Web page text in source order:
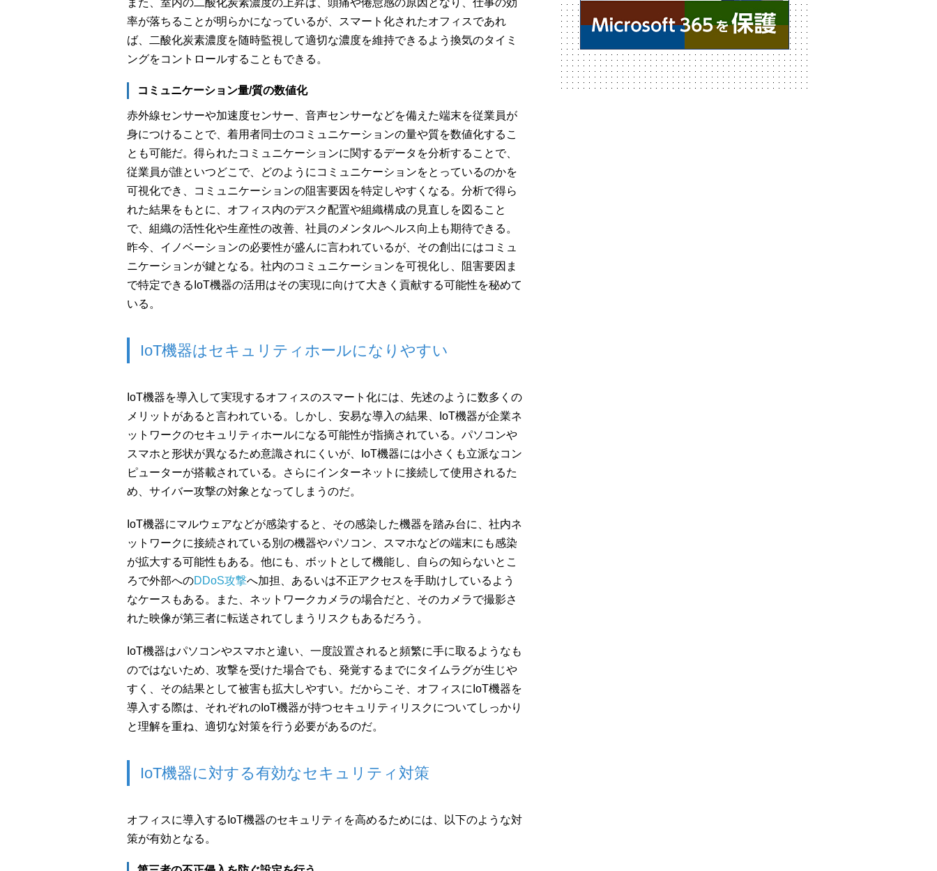
また、室内の二酸化炭素濃度の上昇は、頭痛や倦怠感の原因となり、仕事の効
率が落ちることが明らかになっているが、スマート化されたオフィスであれ
ば、二酸化炭素濃度を随時監視して適切な濃度を維持できるよう換気のタイミ
ングをコントロールすることもできる。
コミュニケーション量/質の数値化
赤外線センサーや加速度センサー、音声センサーなどを備えた端末を従業員が
身につけることで、着用者同士のコミュニケーションの量や質を数値化するこ
とも可能だ。得られたコミュニケーションに関するデータを分析することで、
従業員が誰といつどこで、どのようにコミュニケーションをとっているのかを
可視化でき、コミュニケーションの阻害要因を特定しやすくなる。分析で得ら
れた結果をもとに、オフィス内のデスク配置や組織構成の見直しを図ること
で、組織の活性化や生産性の改善、社員のメンタルヘルス向上も期待できる。
昨今、イノベーションの必要性が盛んに言われているが、その創出にはコミュ
ニケーションが鍵となる。社内のコミュニケーションを可視化し、阻害要因ま
で特定できるIoT機器の活用はその実現に向けて大きく貢献する可能性を秘めて
いる。
IoT機器はセキュリティホールになりやすい
IoT機器を導入して実現するオフィスのスマート化には、先述のように数多くの
メリットがあると言われている。しかし、安易な導入の結果、IoT機器が企業ネ
ットワークのセキュリティホールになる可能性が指摘されている。パソコンや
スマホと形状が異なるため意識されにくいが、IoT機器には小さくも立派なコン
ピューターが搭載されている。さらにインターネットに接続して使用されるた
め、サイバー攻撃の対象となってしまうのだ。
IoT機器にマルウェアなどが感染すると、その感染した機器を踏み台に、社内ネ
ットワークに接続されている別の機器やパソコン、スマホなどの端末にも感染
が拡大する可能性もある。他にも、ボットとして機能し、自らの知らないとこ
ろで外部へのDDoS攻撃へ加担、あるいは不正アクセスを手助けしているよう
なケースもある。また、ネットワークカメラの場合だと、そのカメラで撮影さ
れた映像が第三者に転送されてしまうリスクもあるだろう。
IoT機器はパソコンやスマホと違い、一度設置されると頻繁に手に取るようなも
のではないため、攻撃を受けた場合でも、発覚するまでにタイムラグが生じや
すく、その結果として被害も拡大しやすい。だからこそ、オフィスにIoT機器を
導入する際は、それぞれのIoT機器が持つセキュリティリスクについてしっかり
と理解を重ね、適切な対策を行う必要があるのだ。
IoT機器に対する有効なセキュリティ対策
オフィスに導入するIoT機器のセキュリティを高めるためには、以下のような対
策が有効となる。